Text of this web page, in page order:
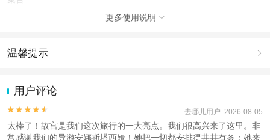
儿童：1周岁 – 6周岁；
本产品由青岛驿路同行国际旅行社有限公司代理招徕，委托社为北京圣达假期旅
行社有限公司，具体的旅游服务和操作由委托社及其有资质的地接社提供
更多使用说明 
温馨提示 
动（如跳伞、潜水、滑雪等）前，请务必仔细阅读
2.为普及旅游安全知识及旅游文明公约，使您的旅程顺利圆满完成，
特制定《去哪儿网旅游安全手册》 ，请您认真阅读并切实遵守。
用户评论

 去哪儿用户 2026-08-05
太棒了！故宫是我们这次旅行的一大亮点。我们很高兴来了这里。非
常感谢我们的导游安娜斯塔西娅！她把一切都安排得井井有条：她来